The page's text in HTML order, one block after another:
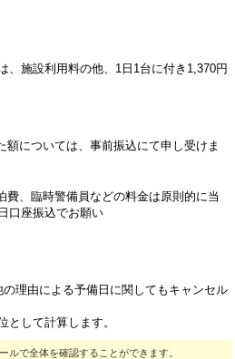
、施設利用料の他、1日1台に付き1,370円
額については、事前振込にて申し受けま
費、臨時警備員などの料金は原則的に当
口座振込でお願い
理由による予備日に関してもキャンセル
として計算します。
ルで全体を確認することができます。